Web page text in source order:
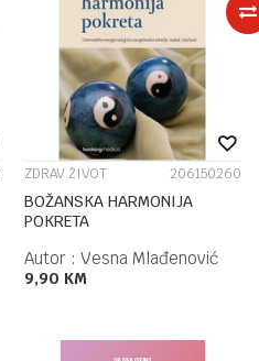
ZDRAV ŽIVOT 206150260
BOŽANSKA HARMONIJA
POKRETA
Autor : Vesna Mlađenović
9,90 KM